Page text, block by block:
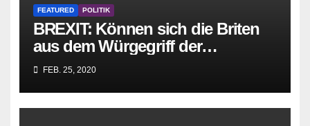
FEATURED POLITIK
BREXIT: Können sich die Briten
aus dem Würgegriff der
parasitären EU-Mafia befreien?
FEB. 25, 2020